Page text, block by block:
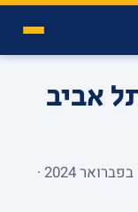
אביב
יורוליג 2023-24 · מחזור 25 · יום חמישי, 1 בפברואר 2024 ·